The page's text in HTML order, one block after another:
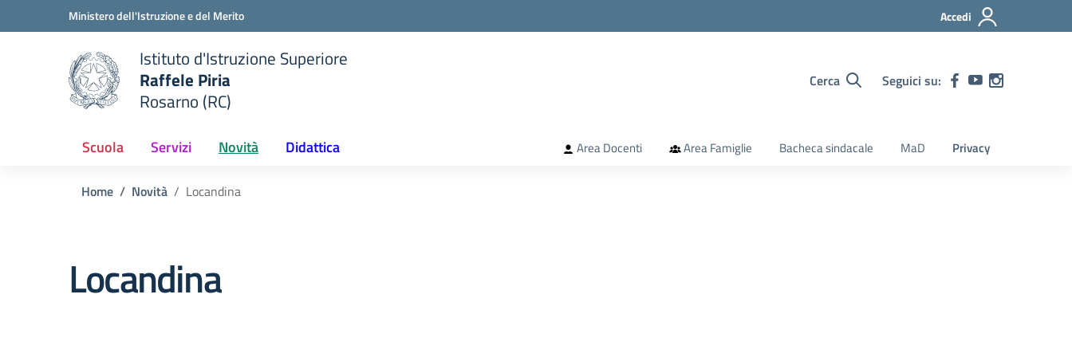
Vai ai contenuti
Vai al menu di navigazioneMinistero dell'Istruzione e del Merito Accedi
scuola
Istituto d'Istruzione Superiore
Raffele Piria
Rosarno (RC)
Cerca Seguici su:
Scuola Servizi Novità Didattica Area Docenti Area Famiglie Bacheca sindacale MaD Privacy
Home Novità Locandina
Locandina